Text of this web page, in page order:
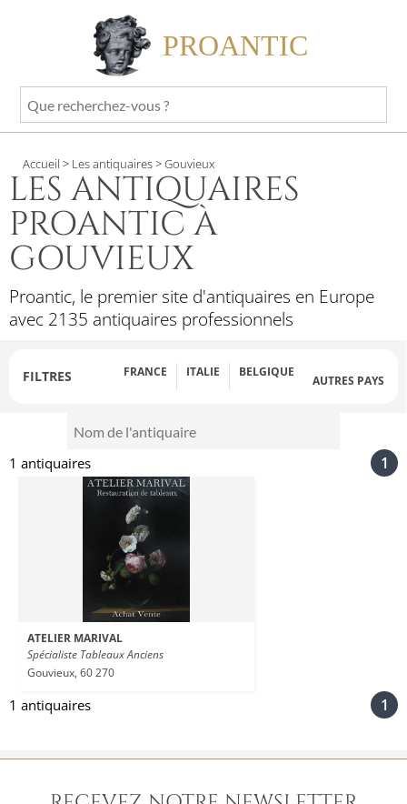
PROANTIC
Que
recherchez-
?
Accueil > Les antiquaires>Gouvieux
LES ANTIQUAIRES
PROANTIC À
GOUVIEUX
Proantic, le premier site d'antiquaires en Europe
avec 2135 antiquaires professionnels
FILTRES FRANCE ITALIE BELGIQUE
AUTRES PAYS
Nom
l'antiquaire
1 antiquaires 1
ATELIER MARIVAL
Spécialiste Tableaux Anciens
Gouvieux, 60 270
1 antiquaires 1